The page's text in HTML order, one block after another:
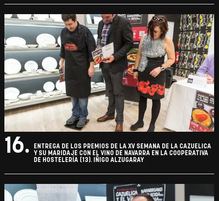
16.
ENTREGA DE LOS PREMIOS DE LA XV SEMANA DE LA CAZUELICA
Y SU MARIDAJE CON EL VINO DE NAVARRA EN LA COOPERATIVA
DE HOSTELERÍA (13). IÑIGO ALZUGARAY